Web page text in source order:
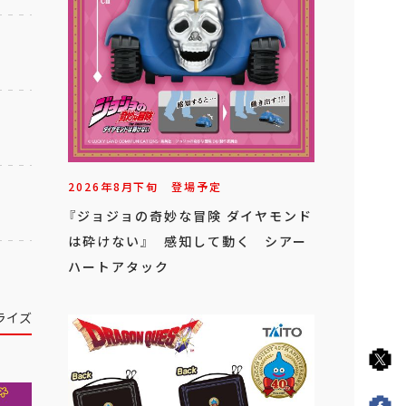
イズ
2026年8月下旬 登場予定
『ジョジョの奇妙な冒険 ダイヤモンド
は砕けない』 感知して動く シアー
ハートアタック